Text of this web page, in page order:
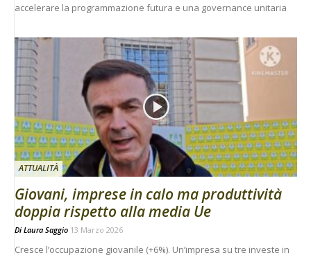
accelerare la programmazione futura e una governance unitaria
ATTUALITÀ
Giovani, imprese in calo ma produttività
doppia rispetto alla media Ue
Di Laura Saggio 13 Marzo 2026
Cresce l’occupazione giovanile (+6%). Un’impresa su tre investe in